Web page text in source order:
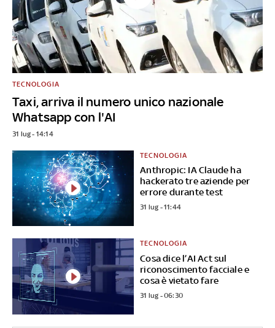
Taxi, arriva il numero unico nazionale
Whatsapp con l'AI
TECNOLOGIA
31 lug - 14:14
Anthropic: IA Claude ha
hackerato tre aziende per
errore durante test
TECNOLOGIA
31 lug - 11:44
Cosa dice l’AI Act sul
riconoscimento facciale e
cosa è vietato fare
TECNOLOGIA
31 lug - 06:30